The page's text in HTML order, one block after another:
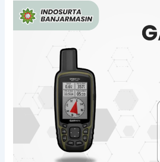
GPS
Garmin
65S
Palangkaraya
Bergaransi